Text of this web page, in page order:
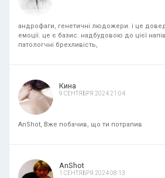
андрофаги, генетичні людожери. і це
емоції. це є базис. надбудовою до цієї
патологчні брехливість,
Кина
9 СЕНТЯБРЯ 2024 21:04
AnShot, Вже побачив, що ти потрапив
AnShot
1 СЕНТЯБРЯ 2024 08:13